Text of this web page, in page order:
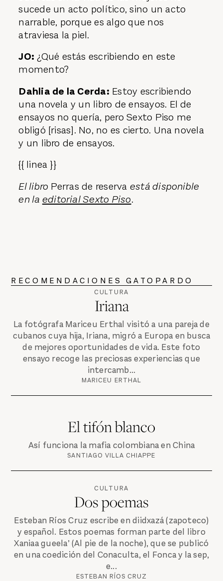
sucede un acto político, sino un acto
narrable, porque es algo que nos
atraviesa la piel.
JO: ¿Qué estás escribiendo en este
momento?
Dahlia de la Cerda: Estoy escribiendo
una novela y un libro de ensayos. El de
ensayos no quería, pero Sexto Piso me
obligó [risas]. No, no es cierto. Una novela
y un libro de ensayos.
{{ linea }}
El libro Perras de reserva está disponible
en la editorial Sexto Piso.
RECOMENDACIONES GATOPARDO
CULTURA
Iriana
La fotógrafa Mariceu Erthal visitó a una pareja de
cubanos cuya hija, Iriana, migró a Europa en busca
de mejores oportunidades de vida. Este foto
ensayo recoge las preciosas experiencias que
intercamb...
MARICEU ERTHAL
El tifón blanco
Así funciona la mafia colombiana en China
SANTIAGO VILLA CHIAPPE
CULTURA
Dos poemas
Esteban Ríos Cruz escribe en diidxazá (zapoteco)
y español. Estos poemas forman parte del libro
Xaniaa gueela’ (Al pie de la noche), que se publicó
en una coedición del Conaculta, el Fonca y la sep,
e...
ESTEBAN RÍOS CRUZ